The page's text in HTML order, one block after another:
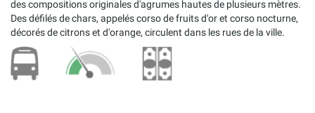
des compositions originales d'agrumes hautes de plusieurs mètres.
Des défilés de chars, appelés corso de fruits d'or et corso nocturne,
décorés de citrons et d'orange, circulent dans les rues de la ville.